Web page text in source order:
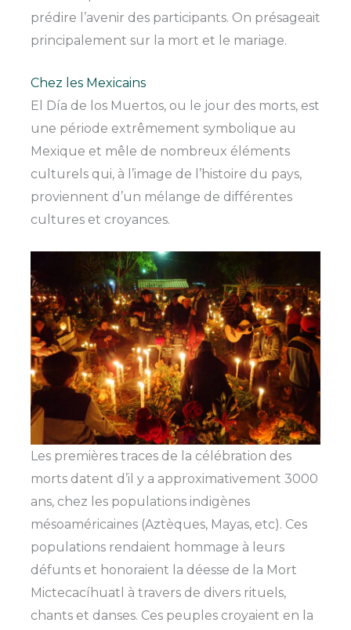
prédire l’avenir des participants. On présageait
principalement sur la mort et le mariage.
Chez les Mexicains
El Día de los Muertos, ou le jour des morts, est
une période extrêmement symbolique au
Mexique et mêle de nombreux éléments
culturels qui, à l’image de l’histoire du pays,
proviennent d’un mélange de différentes
cultures et croyances.
Les premières traces de la célébration des
morts datent d’il y a approximativement 3000
ans, chez les populations indigènes
mésoaméricaines (Aztèques, Mayas, etc). Ces
populations rendaient hommage à leurs
défunts et honoraient la déesse de la Mort
Mictecacíhuatl à travers de divers rituels,
chants et danses. Ces peuples croyaient en la